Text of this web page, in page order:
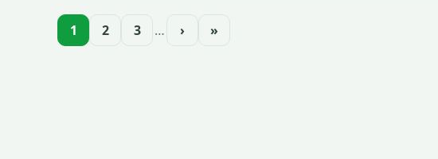
1 2 3 … › »